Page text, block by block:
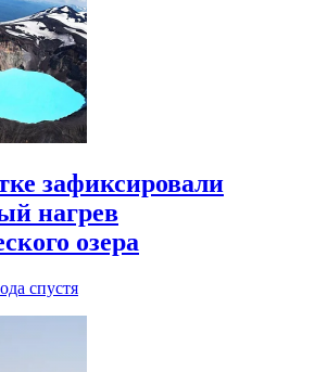
зафиксировали
нагрев
озера
спустя